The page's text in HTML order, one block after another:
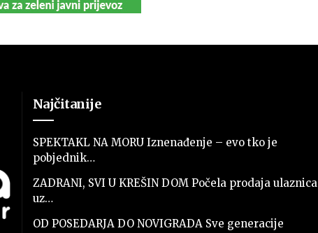
Najčitanije
SPEKTAKL NA MORU Iznenađenje – evo tko je
pobjednik…
ZADRANI, SVI U KREŠIN DOM Počela prodaja ulaznica
uz…
OD POSEDARJA DO NOVIGRADA Sve generacije